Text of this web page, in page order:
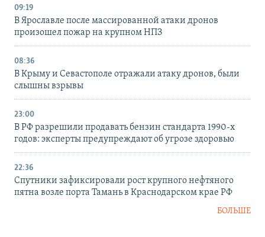
09:19
В Ярославле после массированной атаки дронов
произошел пожар на крупном НПЗ
08:36
В Крыму и Севастополе отражали атаку дронов, были
слышны взрывы
23:00
В РФ разрешили продавать бензин стандарта 1990-х
годов: эксперты предупреждают об угрозе здоровью
22:36
Спутники зафиксировали рост крупного нефтяного
пятна возле порта Тамань в Краснодарском крае РФ
БОЛЬШЕ